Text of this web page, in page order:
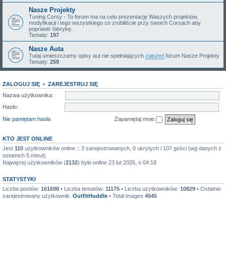
Nasze Projekty
Tuning Corsy - To forum ma na celu prezentację Waszych projektów,
modyfikacji i tego wszystkiego co zrobiliście przy swoich Corsach aby
poprawić fabrykę.
Tematy: 197
Nasze Auta
Tutaj umieszczamy opisy aut nie spełniających założeń forum Nasze Projekty
Tematy: 259
ZALOGUJ SIĘ • ZAREJESTRUJ SIĘ
Nazwa użytkownika:
Hasło:
Nie pamiętam hasła
Zapamiętaj mnie
KTO JEST ONLINE
Jest 110 użytkowników online :: 3 zarejestrowanych, 0 ukrytych i 107 gości (wg danych z
ostatnich 5 minut)
Najwięcej użytkowników (2132) było online 23 lut 2026, o 04:18
STATYSTYKI
Liczba postów: 161698 • Liczba tematów: 11175 • Liczba użytkowników: 10829 • Ostatnio
zarejestrowany użytkownik: OutfitHuddle • Total images 4645